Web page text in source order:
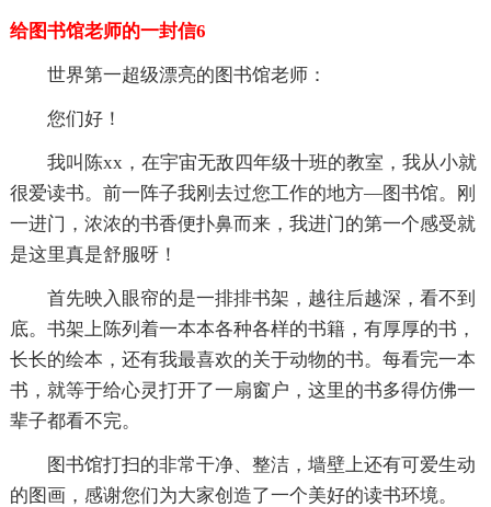
给图书馆老师的一封信6
世界第一超级漂亮的图书馆老师：
您们好！
我叫陈xx，在宇宙无敌四年级十班的教室，我从小就
很爱读书。前一阵子我刚去过您工作的地方—图书馆。刚
一进门，浓浓的书香便扑鼻而来，我进门的第一个感受就
是这里真是舒服呀！
首先映入眼帘的是一排排书架，越往后越深，看不到
底。书架上陈列着一本本各种各样的书籍，有厚厚的书，
长长的绘本，还有我最喜欢的关于动物的书。每看完一本
书，就等于给心灵打开了一扇窗户，这里的书多得仿佛一
辈子都看不完。
图书馆打扫的非常干净、整洁，墙壁上还有可爱生动
的图画，感谢您们为大家创造了一个美好的读书环境。